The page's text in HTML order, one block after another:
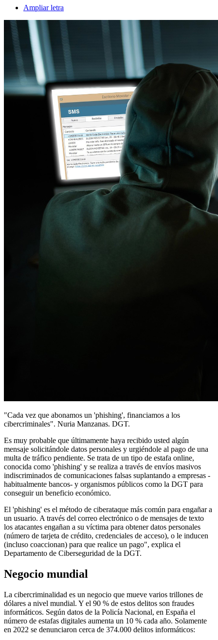
Ampliar letra
"Cada vez que abonamos un 'phishing', financiamos a los
cibercriminales". Nuria Manzanas. DGT.
Es muy probable que últimamente haya recibido usted algún
mensaje solicitándole datos personales y urgiéndole al pago de una
multa de tráfico pendiente. Se trata de un tipo de estafa online,
conocida como 'phishing' y se realiza a través de envíos masivos
indiscriminados de comunicaciones falsas suplantando a empresas -
habitualmente bancos- y organismos públicos como la DGT para
conseguir un beneficio económico.
El 'phishing' es el método de ciberataque más común para engañar a
un usuario. A través del correo electrónico o de mensajes de texto
los atacantes engañan a su víctima para obtener datos personales
(número de tarjeta de crédito, credenciales de acceso), o le inducen
(incluso coaccionan) para que realice un pago", explica el
Departamento de Ciberseguridad de la DGT.
Negocio mundial
La cibercriminalidad es un negocio que mueve varios trillones de
dólares a nivel mundial. Y el 90 % de estos delitos son fraudes
informáticos. Según datos de la Policía Nacional, en España el
número de estafas digitales aumenta un 10 % cada año. Solamente
en 2022 se denunciaron cerca de 374.000 delitos informáticos: